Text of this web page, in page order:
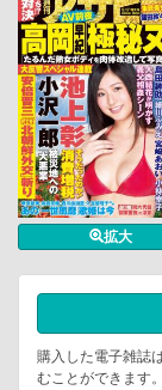
拡大
購入した電子雑誌
むことができます